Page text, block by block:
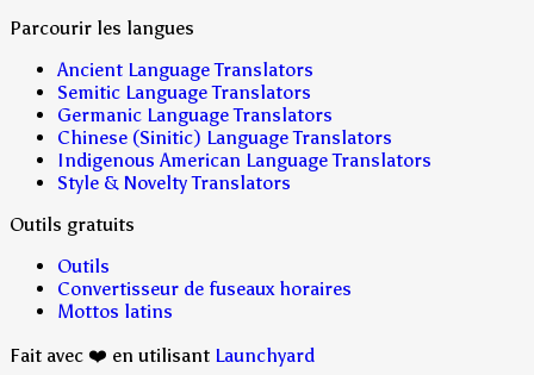
Parcourir les langues
Ancient Language Translators
Semitic Language Translators
Germanic Language Translators
Chinese (Sinitic) Language Translators
Indigenous American Language Translators
Style & Novelty Translators
Outils gratuits
Outils
Convertisseur de fuseaux horaires
Mottos latins
Fait avec ❤️ en utilisant Launchyard